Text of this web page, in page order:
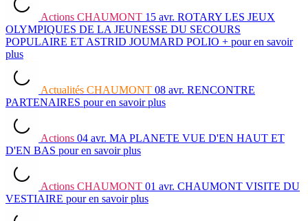
Actions CHAUMONT 15 avr. ROTARY LES JEUX
OLYMPIQUES DE LA JEUNESSE DU SECOURS
POPULAIRE ET ASTRID JOUMARD POLIO + pour en savoir
plus
Actualités CHAUMONT 08 avr. RENCONTRE
PARTENAIRES pour en savoir plus
Actions 04 avr. MA PLANETE VUE D'EN HAUT ET
D'EN BAS pour en savoir plus
Actions CHAUMONT 01 avr. CHAUMONT VISITE DU
VESTIAIRE pour en savoir plus